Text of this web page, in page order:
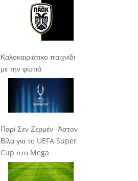
Καλοκαιριάτικο παιχνίδι
με την φωτιά
Παρί Σεν Ζερμέν -Άστον
Βίλα για το UEFA Super
Cup στο Mega